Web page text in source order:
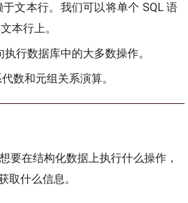
文本行。我们可以将单个 SQL 语
本行上。
行数据库中的大多数操作。
数和元组关系演算。
要在结构化数据上执行什么操作，
取什么信息。